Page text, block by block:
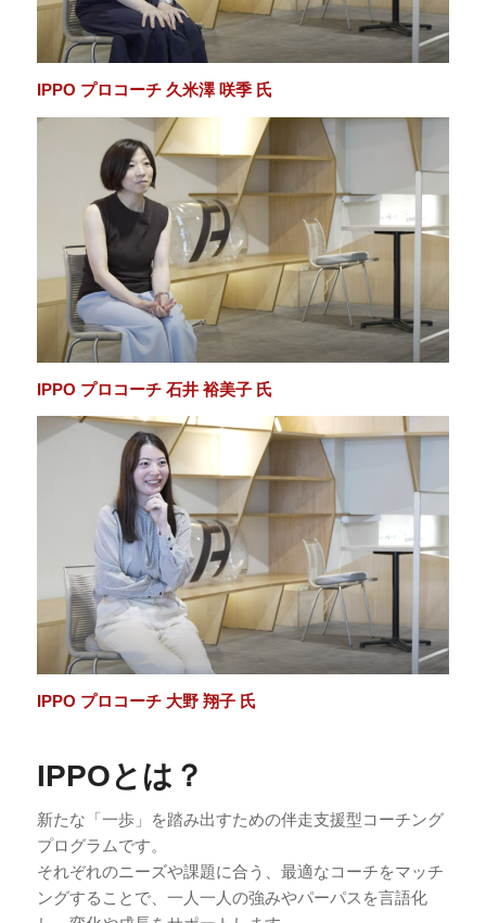
IPPO プロコーチ 久米澤 咲季 氏
IPPO プロコーチ 石井 裕美子 氏
IPPO プロコーチ 大野 翔子 氏
IPPOとは？
新たな「一歩」を踏み出すための伴走支援型コーチング
プログラムです。
それぞれのニーズや課題に合う、最適なコーチをマッチ
ングすることで、一人一人の強みやパーパスを言語化